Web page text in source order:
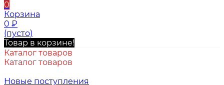
0
Корзина
0 ₽
(пусто)
Товар в корзине!
Каталог товаров
Каталог товаров
Новые поступления